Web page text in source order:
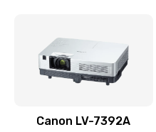
Canon LV-7392A